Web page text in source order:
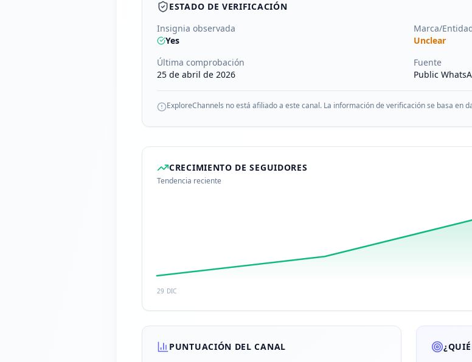
ESTADO DE VERIFICACIÓN
Insignia observada
Yes
Marca/
Unclear
Última comprobación
25 de abril de 2026
Fuente
Public
ExploreChannels no está afiliado a este canal. La información de verificación se basa en
CRECIMIENTO DE SEGUIDORES
Tendencia reciente
29 DIC
PUNTUACIÓN DEL CANAL